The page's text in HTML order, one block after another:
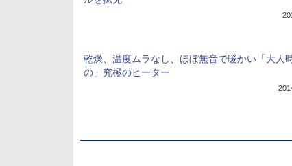
乾燥、温度ムラなし、ほぼ無音で暖かい「大人
の」究極のヒーター